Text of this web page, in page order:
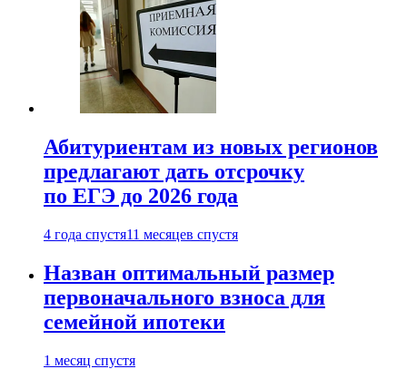
Абитуриентам из новых регионов
предлагают дать отсрочку
по ЕГЭ до 2026 года
4 года спустя11 месяцев спустя
Назван оптимальный размер
первоначального взноса для
семейной ипотеки
1 месяц спустя